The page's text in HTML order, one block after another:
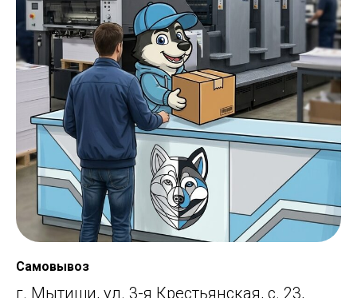
Самовывоз
г. Мытищи, ул. 3-я Крестьянская, с. 23,